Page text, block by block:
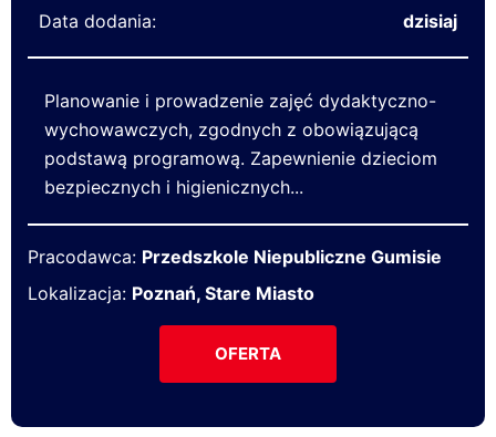
Data dodania: dzisiaj
Planowanie i prowadzenie zajęć dydaktyczno-
wychowawczych, zgodnych z obowiązującą
podstawą programową. Zapewnienie dzieciom
bezpiecznych i higienicznych...
Pracodawca: Przedszkole Niepubliczne Gumisie
Lokalizacja: Poznań, Stare Miasto
OFERTA